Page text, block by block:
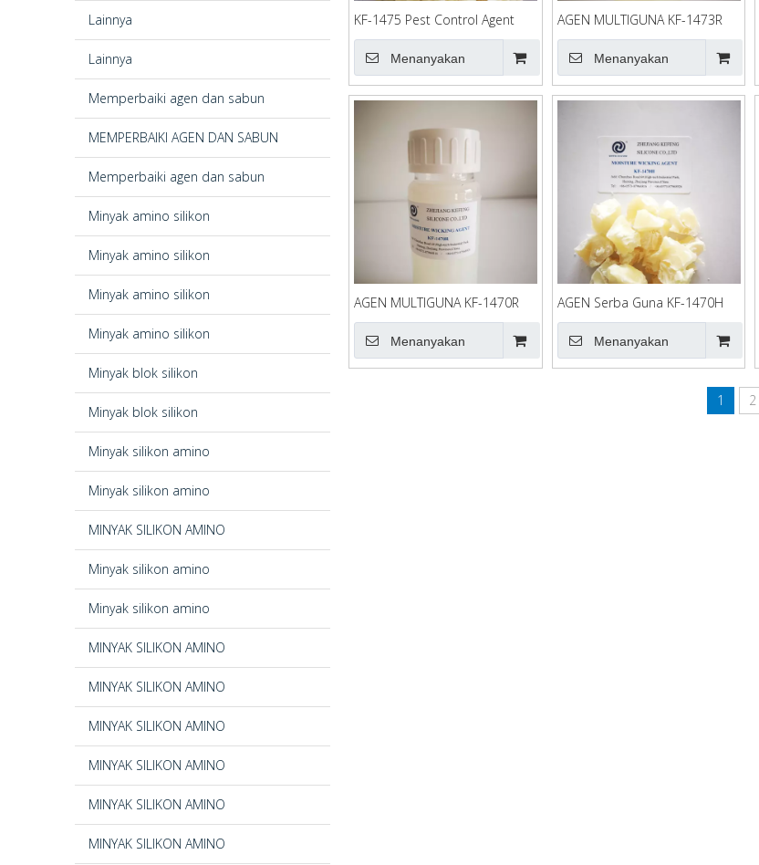
Lainnya
Lainnya
Memperbaiki agen dan sabun
MEMPERBAIKI AGEN DAN SABUN
Memperbaiki agen dan sabun
Minyak amino silikon
Minyak amino silikon
Minyak amino silikon
Minyak amino silikon
Minyak blok silikon
Minyak blok silikon
Minyak silikon amino
Minyak silikon amino
MINYAK SILIKON AMINO
Minyak silikon amino
Minyak silikon amino
MINYAK SILIKON AMINO
MINYAK SILIKON AMINO
MINYAK SILIKON AMINO
MINYAK SILIKON AMINO
MINYAK SILIKON AMINO
MINYAK SILIKON AMINO
KF-1475 Pest Control Agent
Menanyakan
AGEN MULTIGUNA KF-1473R
Menanyakan
AGEN MULTIGUNA KF-1470R
Menanyakan
AGEN Serba Guna KF-1470H
Menanyakan
1 2